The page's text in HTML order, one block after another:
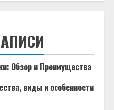
Обзор и Преимущества
виды и особенности